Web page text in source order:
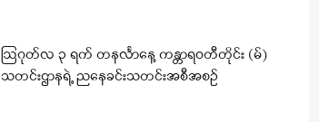
ဩဂုတ်လ ၃ ရက် တနင်္လာနေ့ ကန္တာရဝတီတိုင်း (မ်)
သတင်းဌာနရဲ့ ညနေခင်းသတင်းအစီအစဉ်